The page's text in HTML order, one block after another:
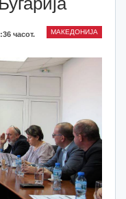
МАКЕДОНИЈА
часот.